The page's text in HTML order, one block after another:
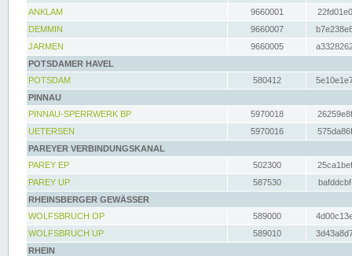
ANKLAM
9660001
DEMMIN
9660007
JARMEN
9660005
POTSDAMER HAVEL
POTSDAM
580412
PINNAU
PINNAU-SPERRWERK BP
5970018
UETERSEN
5970016
PAREYER VERBINDUNGSKANAL
PAREY EP
502300
PAREY UP
587530
RHEINSBERGER GEWÄSSER
WOLFSBRUCH OP
589000
WOLFSBRUCH UP
589010
RHEIN